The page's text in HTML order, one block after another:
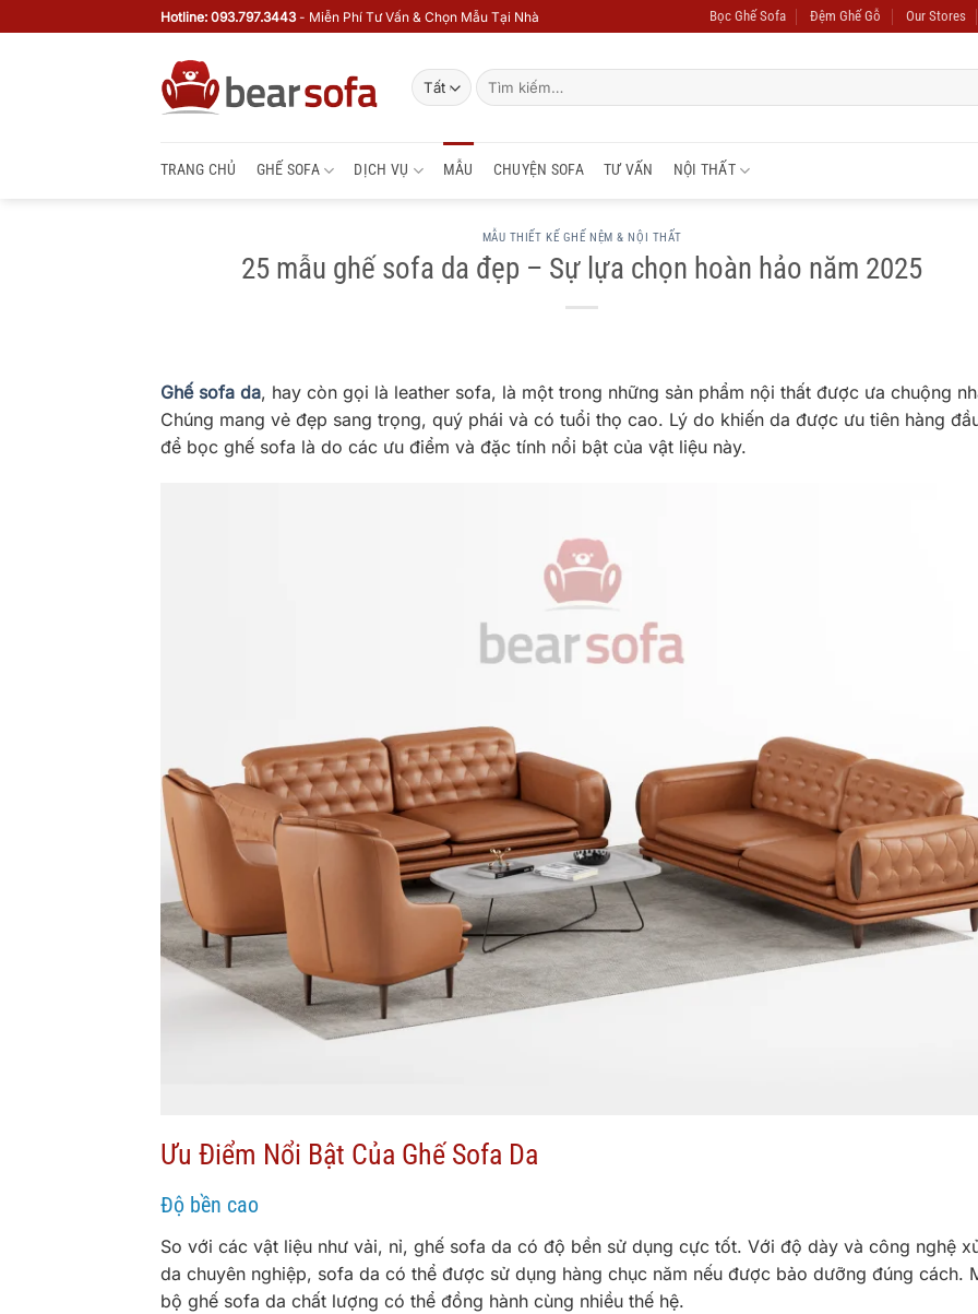
qua
Hotline: 093.797.3443- Miễn Phí Tư Vấn & Chọn Mẫu Tại Nhà Bọc Ghế Sofa Đệm Ghế Gỗ Our Stores
Tìm
kiếm:
TRANG CHỦ GHẾ SOFA DỊCH VỤ MẪU CHUYỆN SOFA TƯ VẤN NỘI THẤT
MẪU THIẾT KẾ GHẾ NỆM & NỘI THẤT
25 mẫu ghế sofa da đẹp – Sự lựa chọn hoàn hảo năm 2025
Ghế sofa da, hay còn gọi là leather sofa, là một trong những sản phẩm nội thất được ưa chuộng
Chúng mang vẻ đẹp sang trọng, quý phái và có tuổi thọ cao. Lý do khiến da được ưu tiên hàng
để bọc ghế sofa là do các ưu điểm và đặc tính nổi bật của vật liệu này.
Ưu Điểm Nổi Bật Của Ghế Sofa Da
Độ bền cao
So với các vật liệu như vải, nỉ, ghế sofa da có độ bền sử dụng cực tốt. Với độ dày và công nghệ
da chuyên nghiệp, sofa da có thể được sử dụng hàng chục năm nếu được bảo dưỡng đúng cách.
bộ ghế sofa da chất lượng có thể đồng hành cùng nhiều thế hệ.